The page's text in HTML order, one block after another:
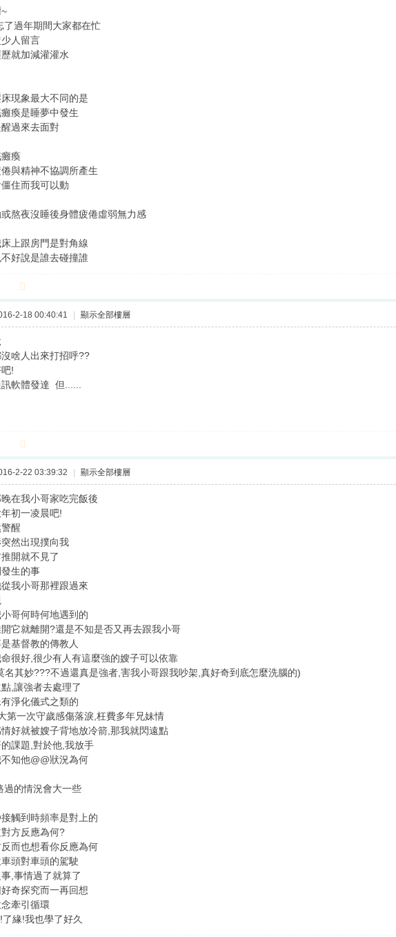
了過年期間大家都在忙
人留言
就加減灌灌水
現象最大不同的是
瘓是睡夢中發生
過來去面對
瘓
與精神不協調所產生
住而我可以動
熬夜沒睡後身體疲倦虛弱無力感
上跟房門是對角線
好說是誰去碰撞誰
2-18 00:40:41 顯示全部樓層
啥人出來打招呼??
!
軟體發達 但......
2-22 03:39:32 顯示全部樓層
在我小哥家吃完飯後
初一凌晨吧!
醒
然出現撲向我
開就不見了
生的事
我小哥那裡跟過來
哥何時何地遇到的
它就離開?還是不知是否又再去跟我小哥
基督教的傳教人
很好,很少有人有這麼強的嫂子可以依靠
名其妙???不過還真是強者,害我小哥跟我吵架,真好奇到底怎麼洗腦的)
,讓強者去處理了
淨化儀式之類的
第一次守歲感傷落淚,枉費多年兄妹情
好就被嫂子背地放冷箭,那我就閃遠點
課題,對於他,我放手
知他@@狀況為何
過的情況會大一些
觸到時頻率是對上的
方反應為何?
而也想看你反應為何
頭對車頭的駕駛
,事情過了就算了
奇探究而一再回想
牽引循環
緣!我也學了好久